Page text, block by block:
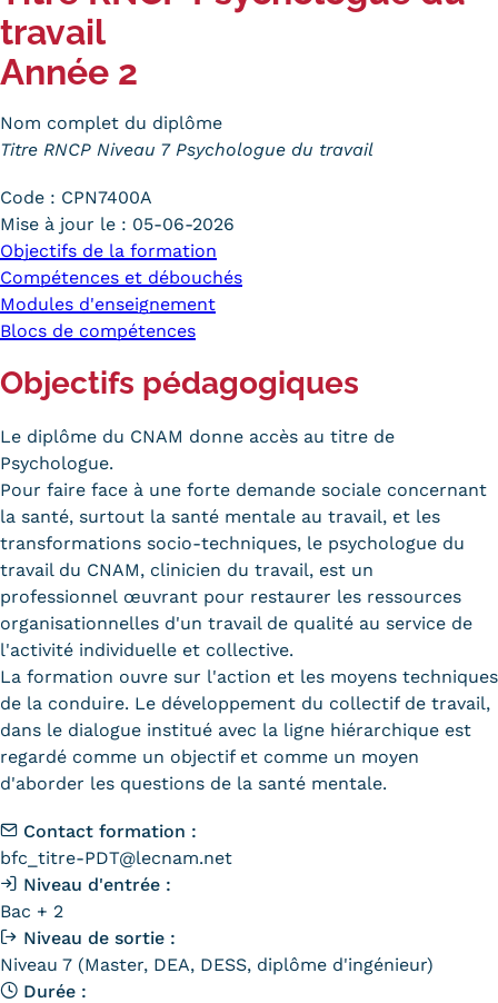
OFFRE NATIONALE
Équivalences, passerelles et
suites de parcours
Modalités d'enseignement
Alternance
Validation des Acquis de
l'Expérience (VAE)
Validation des études
supérieures (VES)
Validation des acquis
professionnels et personnels
(VAPP)
Discrimination/égalité/mixité
Témoignages
travail
Année 2
Nom complet du diplôme
Titre RNCP Niveau 7 Psychologue du travail
Code : CPN7400A
Mise à jour le : 05-06-2026
Objectifs de la formation
Compétences et débouchés
Modules d'enseignement
Blocs de compétences
Objectifs pédagogiques
Le diplôme du CNAM donne accès au titre de
Psychologue.
Pour faire face à une forte demande sociale concernant
la santé, surtout la santé mentale au travail, et les
transformations socio-techniques, le psychologue du
travail du CNAM, clinicien du travail, est un
professionnel œuvrant pour restaurer les ressources
organisationnelles d'un travail de qualité au service de
l'activité individuelle et collective.
La formation ouvre sur l'action et les moyens techniques
de la conduire. Le développement du collectif de travail,
dans le dialogue institué avec la ligne hiérarchique est
regardé comme un objectif et comme un moyen
d'aborder les questions de la santé mentale.
Contact formation :
bfc_titre-PDT@lecnam.net
Niveau d'entrée :
Bac + 2
Niveau de sortie :
Niveau 7 (Master, DEA, DESS, diplôme d'ingénieur)
Durée :